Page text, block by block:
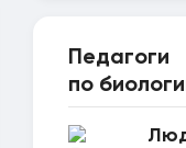
Педагоги
по